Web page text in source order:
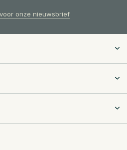
onze nieuwsbrief